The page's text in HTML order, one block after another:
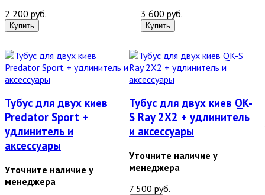
2 200 руб.
3 600 руб.
Тубус для двух киев
Predator Sport +
удлинитель и
аксессуары
Уточните наличие у
менеджера
Тубус для двух киев QK-
S Ray 2X2 + удлинитель
и аксессуары
Уточните наличие у
менеджера
7 500 руб.